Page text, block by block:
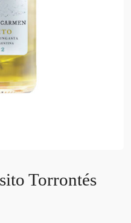
Torrontés